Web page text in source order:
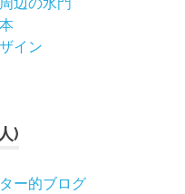
イン
)
ー的ブログ